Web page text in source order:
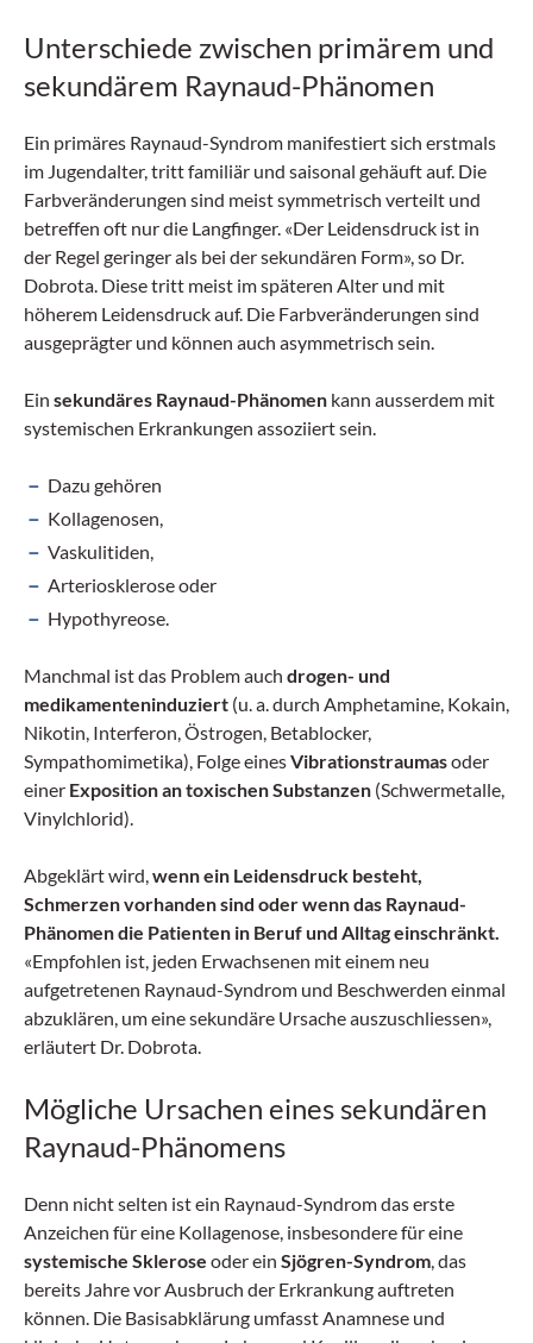
Unterschiede zwischen primärem und
sekundärem Raynaud-Phänomen
Ein primäres Raynaud-Syndrom manifestiert sich erstmals
im Jugendalter, tritt familiär und saisonal gehäuft auf. Die
Farbveränderungen sind meist symmetrisch verteilt und
betreffen oft nur die Langfinger. «Der Leidensdruck ist in
der Regel geringer als bei der sekundären Form», so Dr.
Dobrota. Diese tritt meist im späteren Alter und mit
höherem Leidensdruck auf. Die Farbveränderungen sind
ausgeprägter und können auch asymmetrisch sein.
Ein sekundäres Raynaud-Phänomen kann ausserdem mit
systemischen Erkrankungen assoziiert sein.
Dazu gehören
Kollagenosen,
Vaskulitiden,
Arteriosklerose oder
Hypothyreose.
Manchmal ist das Problem auch drogen- und
medikamenteninduziert (u. a. durch Amphetamine, Kokain,
Nikotin, Interferon, Östrogen, Betablocker,
Sympathomimetika), Folge einesVibrationstraumasoder
einer Exposition an toxischen Substanzen (Schwermetalle,
Vinylchlorid).
Abgeklärt wird, wenn ein Leidensdruck besteht,
Schmerzen vorhanden sind oder wenn das Raynaud-
Phänomen die Patienten in Beruf und Alltag einschränkt.
«Empfohlen ist, jeden Erwachsenen mit einem neu
aufgetretenen Raynaud-Syndrom und Beschwerden einmal
abzuklären, um eine sekundäre Ursache auszuschliessen»,
erläutert Dr. Dobrota.
Mögliche Ursachen eines sekundären
Raynaud-Phänomens
Denn nicht selten ist ein Raynaud-Syndrom das erste
Anzeichen für eine Kollagenose, insbesondere für eine
systemische Sklerose oder ein Sjögren-Syndrom , das
bereits Jahre vor Ausbruch der Erkrankung auftreten
können. Die Basisabklärung umfasst Anamnese und